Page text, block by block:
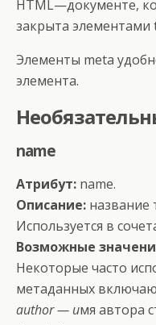
HTML—документе,
закрыта элементами
Элементы meta
элемента.
name
Атрибут: name.
Описание: название
Используется в
Возможные
Некоторые часто
метаданных
author — имя автора